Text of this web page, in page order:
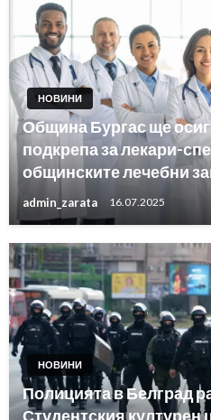
НОВИНИ
Община Бургас ще
подкрепа за лекари-
общинските лечебни
admin_zarata 16.07.2025
НОВИНИ
Полицията в Белград
Студентския културен